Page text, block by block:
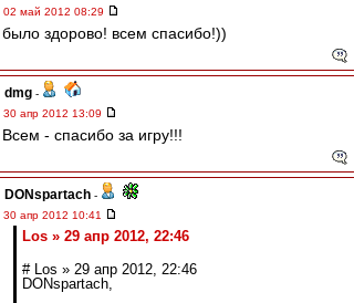
02 май 2012 08:29
было здорово! всем спасибо!))
dmg -
30 апр 2012 13:09
Всем - спасибо за игру!!!
DONspartach -
30 апр 2012 10:41
Los » 29 апр 2012, 22:46
# Los » 29 апр 2012, 22:46
DONspartach,